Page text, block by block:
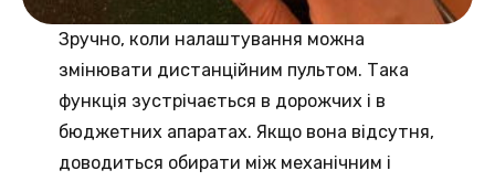
Зручно, коли налаштування можна
змінювати дистанційним пультом. Така
функція зустрічається в дорожчих і в
бюджетних апаратах. Якщо вона відсутня,
доводиться обирати між механічним і